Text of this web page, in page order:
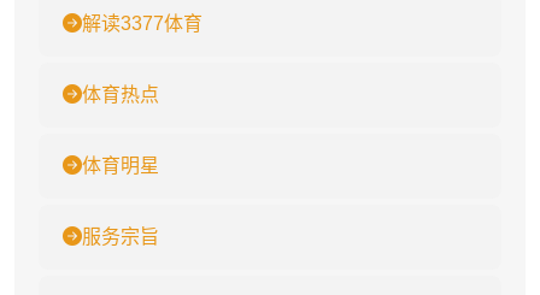
解读3377体育
体育热点
体育明星
服务宗旨